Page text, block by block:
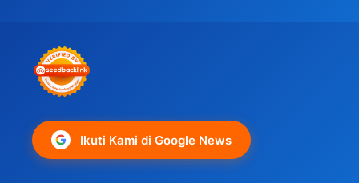
Ikuti Kami di Google News